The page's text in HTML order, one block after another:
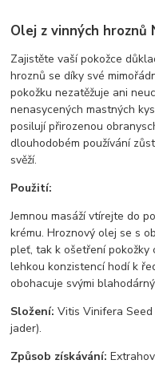
Olej z vinných hroznů
Zajistěte vaší pokožce
hroznů se díky své
pokožku nezatěžuje ani
nenasycených mastných
posilují přirozenou
dlouhodobém používání
svěží.
Použití:
Jemnou masáží vtírejte do
krému. Hroznový olej se s
pleť, tak k ošetření pokožky
lehkou konzistencí hodí k
obohacuje svými
Složení:Vitis Vinifera
jader).
Způsob získávání: